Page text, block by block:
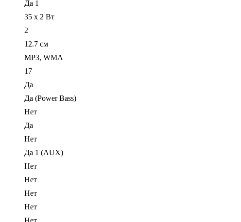
Да 1
35 x 2 Вт
2
12.7 см
MP3, WMA
17
Да
Да (Power Bass)
Нет
Да
Нет
Да 1 (AUX)
Нет
Нет
Нет
Нет